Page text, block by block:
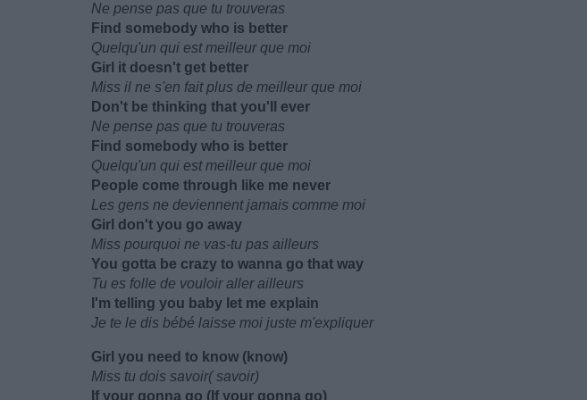
Ne pense pas que tu trouveras
Find somebody who is better
Quelqu'un qui est meilleur que moi
Girl it doesn't get better
Miss il ne s'en fait plus de meilleur que moi
Don't be thinking that you'll ever
Ne pense pas que tu trouveras
Find somebody who is better
Quelqu'un qui est meilleur que moi
People come through like me never
Les gens ne deviennent jamais comme moi
Girl don't you go away
Miss pourquoi ne vas-tu pas ailleurs
You gotta be crazy to wanna go that way
Tu es folle de vouloir aller ailleurs
I'm telling you baby let me explain
Je te le dis bébé laisse moi juste m'expliquer
Girl you need to know (know)
Miss tu dois savoir( savoir)
If your gonna go (If your gonna go)